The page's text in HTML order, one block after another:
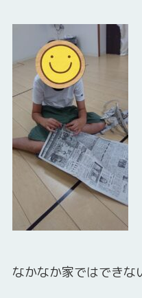
なかなか家ではでき